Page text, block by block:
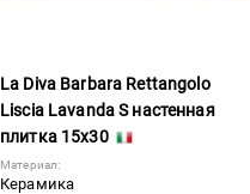
La Diva Barbara Rettangolo
Liscia Lavanda S настенная
плитка 15x30
Материал:
Керамика